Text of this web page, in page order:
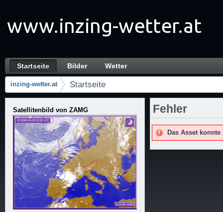
Startseite
Navigation
Startseite Bilder Wetter
Brotkrumen (Wo bin ich?)
inzing-wetter.at Startseite
Satellitenbild von ZAMG Fehler
Das Asset